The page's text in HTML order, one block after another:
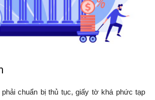
phải chuẩn bị thủ tục, giấy tờ khá phức tạp